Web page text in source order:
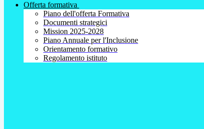
Offerta formativa
Piano dell'offerta Formativa
Documenti strategici
Mission 2025-2028
Piano Annuale per l'Inclusione
Orientamento formativo
Regolamento istituto